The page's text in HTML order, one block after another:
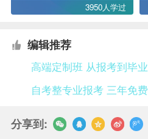
3950人学过
编辑推荐
高端定制班 从报考到毕
自考整专业报考 三年免
分享到: